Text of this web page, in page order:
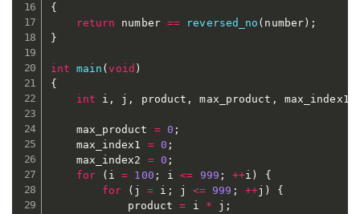
{
return number == reversed_no ( number ) ;
}
int main (void )
{
int i , j , product , max_product , max_index1
	max_product
= 0 ;
	max_index1
= 0 ;
	max_index2
= 0 ;
for
( i = 100 ; i <= 999 ; ++i )
{
for
( j = i ; j <= 999 ; ++j )
{
			product
= i * j ;